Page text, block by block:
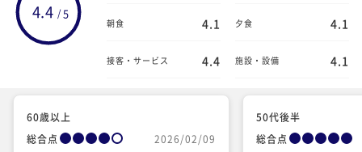
4.4 /5
朝食 4.1 夕食 4.1
接客・サービス 4.4 施設・設備 4.1
60歳以上
総合点
2026/02/09
50代後半
総合点